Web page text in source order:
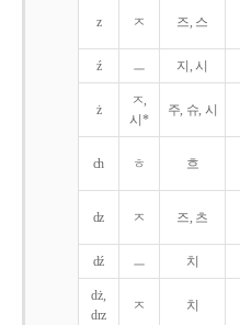
z ㅈ 즈, 스
ź ㅡ 지, 시
ż
ㅈ,
시*
주, 슈, 시
ch ㅎ 흐
dz ㅈ 즈, 츠
dź ㅡ 치
dż,
drz
ㅈ 치